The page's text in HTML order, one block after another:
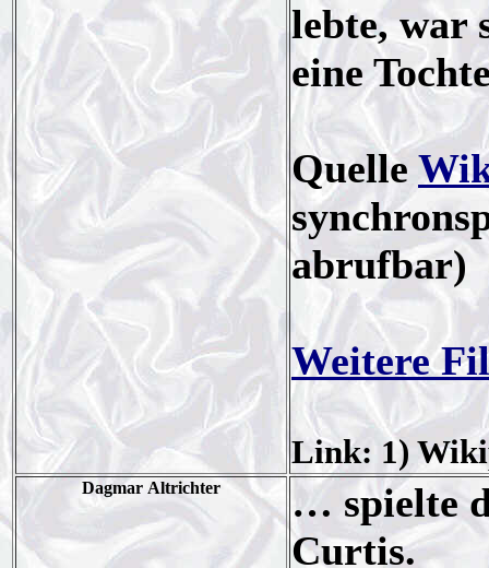
lebte, war
eine
Quelle
abrufbar)
Weitere
Link: 1)
Dagmar Altrichter
… spielte
Curtis.